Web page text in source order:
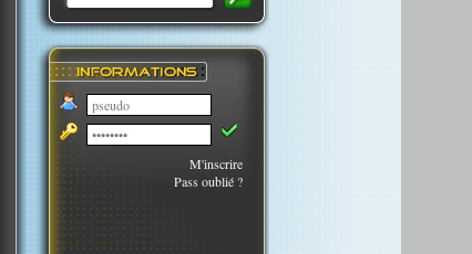
M'inscrire
Pass oublié ?